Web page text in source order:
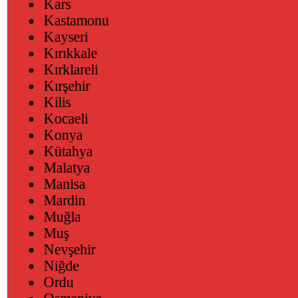
Kars
Kastamonu
Kayseri
Kırıkkale
Kırklareli
Kırşehir
Kilis
Kocaeli
Konya
Kütahya
Malatya
Manisa
Mardin
Muğla
Muş
Nevşehir
Niğde
Ordu